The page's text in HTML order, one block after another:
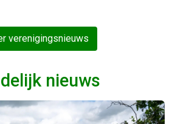
verenigingsnieuws
nieuws